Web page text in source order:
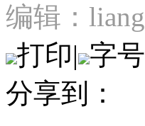
编辑：liang
打印| 字号
分享到：